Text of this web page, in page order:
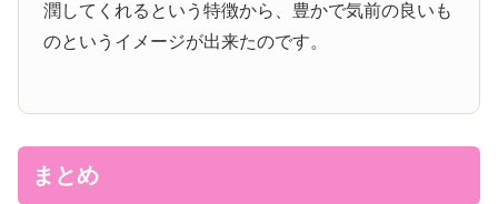
潤してくれるという特徴から、豊かで気前の良いも
のというイメージが出来たのです。
まとめ